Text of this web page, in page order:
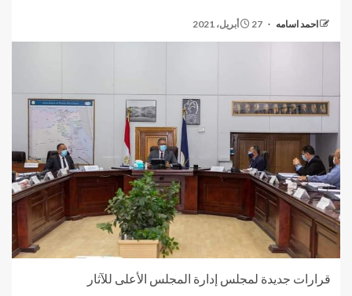
احمد اسامه 27 أبريل، 2021
قرارات جديدة لمجلس إدارة المجلس الأعلى للآثار